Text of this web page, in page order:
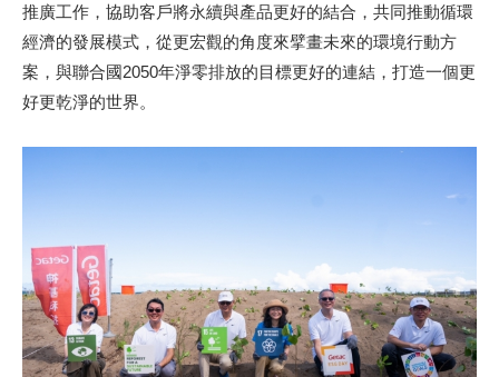
推廣工作，協助客戶將永續與產品更好的結合，共同推動循環
經濟的發展模式，從更宏觀的角度來擘畫未來的環境行動方
案，與聯合國2050年淨零排放的目標更好的連結，打造一個更
好更乾淨的世界。